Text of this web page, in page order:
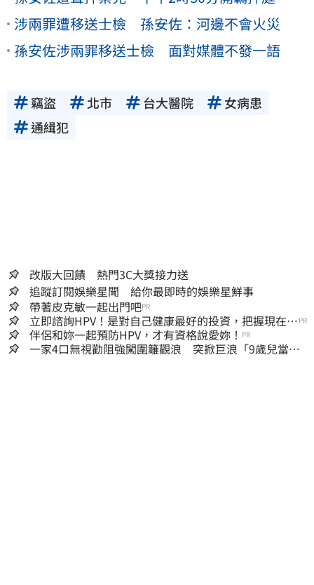
涉兩罪遭移送士檢 孫安佐：河邊不會火災
孫安佐涉兩罪移送士檢 面對媒體不發一語
竊盜 北市 台大醫院
女病患
通緝犯
改版大回饋 熱門3C大獎接力送
追蹤訂閱娛樂星聞 給你最即時的娛樂星鮮事
帶著皮克敏一起出門吧PR
立即諮詢HPV！是對自己健康最好的投資，把握現在不
嫌晚！
PR
伴侶和妳一起預防HPV，才有資格說愛妳！ PR
一家4口無視勸阻強闖圍籬觀浪 突掀巨浪「9歲兒當場